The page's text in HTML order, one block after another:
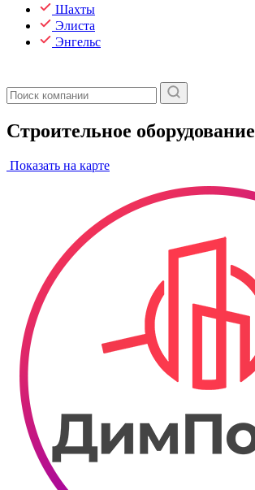
Шахты
Элиста
Энгельс
Строительное оборудование
Показать на карте